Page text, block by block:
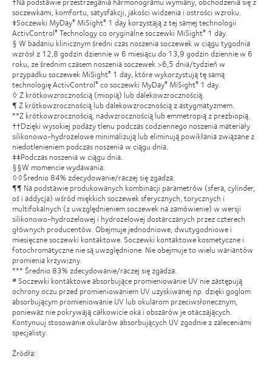
soczewkami, komfortu, satysfakcji, jakości widzenia i ostrości wzroku.
‡Soczewki MyDay® MiSight® 1 day korzystają z tej samej technologii
ActivControl® Technology co oryginalne soczewki MiSight® 1 day.
§ W badaniu klinicznym średni czas noszenia soczewek w ciągu tygodnia
wzrósł z 12,8 godzin dziennie w 6 miesiącu do 13,9 godzin dziennie w 6
roku, ze średnim czasem noszenia soczewek >6,5 dnia/tydzień w
przypadku soczewek MiSight® 1 day, które wykorzystują tę samą
technologię ActivControl® co soczewki MyDay® MiSight® 1 day.
◊ Z krótkowzrocznością (miopią) lub dalekowzrocznością.
¶ Z krótkowzrocznością lub dalekowzrocznością z astygmatyzmem.
**Z krótkowzrocznością, nadwzrocznością lub emmetropią z prezbiopią.
††Dzięki wysokiej podaży tlenu podczas codziennego noszenia materiały
silikonowo-hydrożelowe minimalizują lub eliminują powikłania związane z
niedotlenieniem podczas noszenia w ciągu dnia.
‡‡Podczas noszenia w ciągu dnia.
§§W momencie wydawania.
◊◊Średnio 84% zdecydowanie/raczej się zgadza.
¶¶ Na podstawie produkowanych kombinacji parametrów (sfera, cylinder,
oś i addycja) wśród miękkich soczewek sferycznych, torycznych i
multifokalnych (z uwzględnieniem soczewek na zamówienie) w wersji
silikonowo-hydrożelowej i hydrożelowej dostarczanych przez czterech
głównych producentów. Obejmuje jednodniowe, dwutygodniowe i
miesięczne soczewki kontaktowe. Soczewki kontaktowe kosmetyczne i
fotochromatyczne nie są uwzględnione. Nie obejmuje to wielu wariantów
promienia krzywizny.
*** Średnio 83% zdecydowanie/raczej się zgadza.
# Soczewki kontaktowe absorbujące promieniowanie UV nie zastępują
ochrony oczu przed promieniowaniem UV uzyskiwanej np. dzięki goglom
absorbującym promieniowanie UV lub okularom przeciwsłonecznym,
ponieważ nie pokrywają całkowicie oka i obszarów je otaczających.
Kontynuuj stosowanie okularów absorbujących UV zgodnie z zaleceniami
specjalisty.
Źródła: